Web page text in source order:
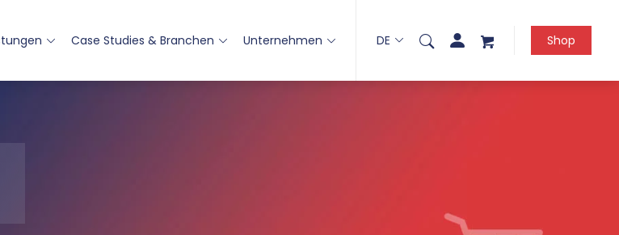
Case Studies & Branchen Unternehmen DE Shop